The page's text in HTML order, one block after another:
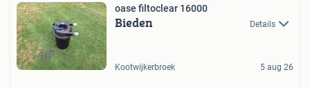
oase filtoclear 16000
Bieden Details
Kootwijkerbroek 5 aug 26